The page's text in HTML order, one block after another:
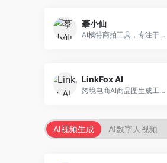
摹小仙
AI模特商拍工具，专注于服装电商。面向服装电商卖家，提供虚拟模特试穿、商品展示图生成等服务，模特形象多样，拍摄成本低。
LinkFox AI
跨境电商AI商品图生成工具。面向跨境电商卖家，支持多语言商品图生成、模特替换、场景优化等服务，适配海外电商平台需求。
AI视频生成 AI数字人视频